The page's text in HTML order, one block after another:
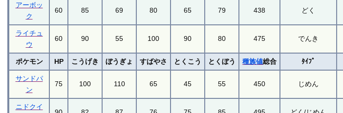
アーボッ
ク
60 85 69 80 65 79 438 どく
ライチュ
ウ
60 90 55 100 90 80 475 でんき
ポケモン HP こうげき ぼうぎょ すばやさ とくこう とくぼう 種族値総合 ﾀｲﾌﾟ
サンドパ
ン
75 100 110 65 45 55 450 じめん
ニドクイ